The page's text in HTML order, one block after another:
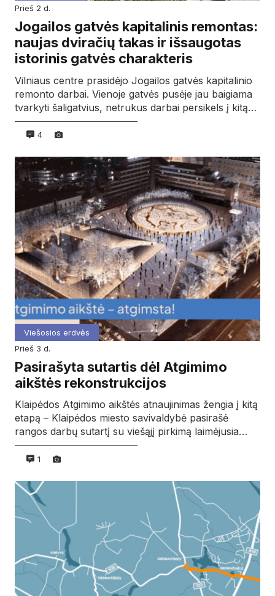
prieš 2 d.
Jogailos gatvės kapitalinis remontas:
naujas dviračių takas ir išsaugotas
istorinis gatvės charakteris
Vilniaus centre prasidėjo Jogailos gatvės kapitalinio
remonto darbai. Vienoje gatvės pusėje jau baigiama
tvarkyti šaligatvius, netrukus darbai persikels į kitą…
4
Viešosios erdvės
prieš 3 d.
Pasirašyta sutartis dėl Atgimimo
aikštės rekonstrukcijos
Klaipėdos Atgimimo aikštės atnaujinimas žengia į kitą
etapą – Klaipėdos miesto savivaldybė pasirašė
rangos darbų sutartį su viešąjį pirkimą laimėjusia…
1